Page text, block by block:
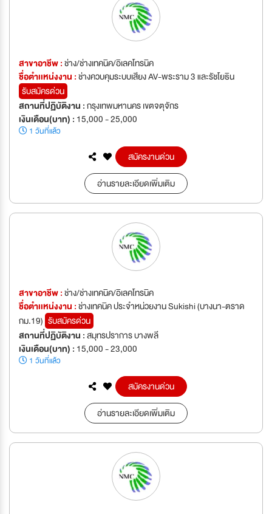
สาขาอาชีพ :ช่าง/ช่างเทคนิค/อิเลคโทรนิค
ชื่อตำเเหน่งงาน :ช่างควบคุมระบบเสียง AV-พระราม 3 และรัชโยธิน
รับสมัครด่วน
สถานที่ปฏิบัติงาน :กรุงเทพมหานคร เขตจตุจักร
เงินเดือน(บาท) : 15,000 - 25,000
1 วันที่แล้ว
สมัครงานด่วน
อ่านรายละเอียดเพิ่มเติม
สาขาอาชีพ :ช่าง/ช่างเทคนิค/อิเลคโทรนิค
ชื่อตำเเหน่งงาน :ช่างเทคนิค ประจำหน่วยงาน Sukishi (บางนา-ตราด
กม.19) รับสมัครด่วน
สถานที่ปฏิบัติงาน :สมุทรปราการ บางพลี
เงินเดือน(บาท) : 15,000 - 23,000
1 วันที่แล้ว
สมัครงานด่วน
อ่านรายละเอียดเพิ่มเติม